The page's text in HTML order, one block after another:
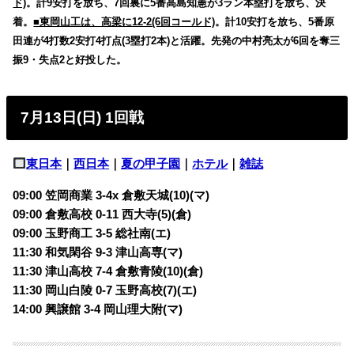
ド)。計9安打を放ち、7回裏に5番高島知憲が3ラン本塁打を放ち、決
着。■東岡山工は、高梁に12-2(6回コールド)。計10安打を放ち、5番原
田連が4打数2安打4打点(3塁打2本)と活躍。先発の中村亮太が6回を奪三
振9・失点2と好投した。
7月13日(日) 1回戦
東日本｜西日本｜夏の甲子園 ｜ホテル｜雑誌
09:00 笠岡商業 3-4x 倉敷天城(10)(マ)
09:00 倉敷高校 0-11 西大寺(5)(倉)
09:00 玉野商工 3-5 総社南(エ)
11:30 和気閑谷 9-3 津山高専(マ)
11:30 津山高校 7-4 倉敷青陵(10)(倉)
11:30 岡山白陵 0-7 玉野高校(7)(エ)
14:00 興譲館 3-4 岡山理大附(マ)